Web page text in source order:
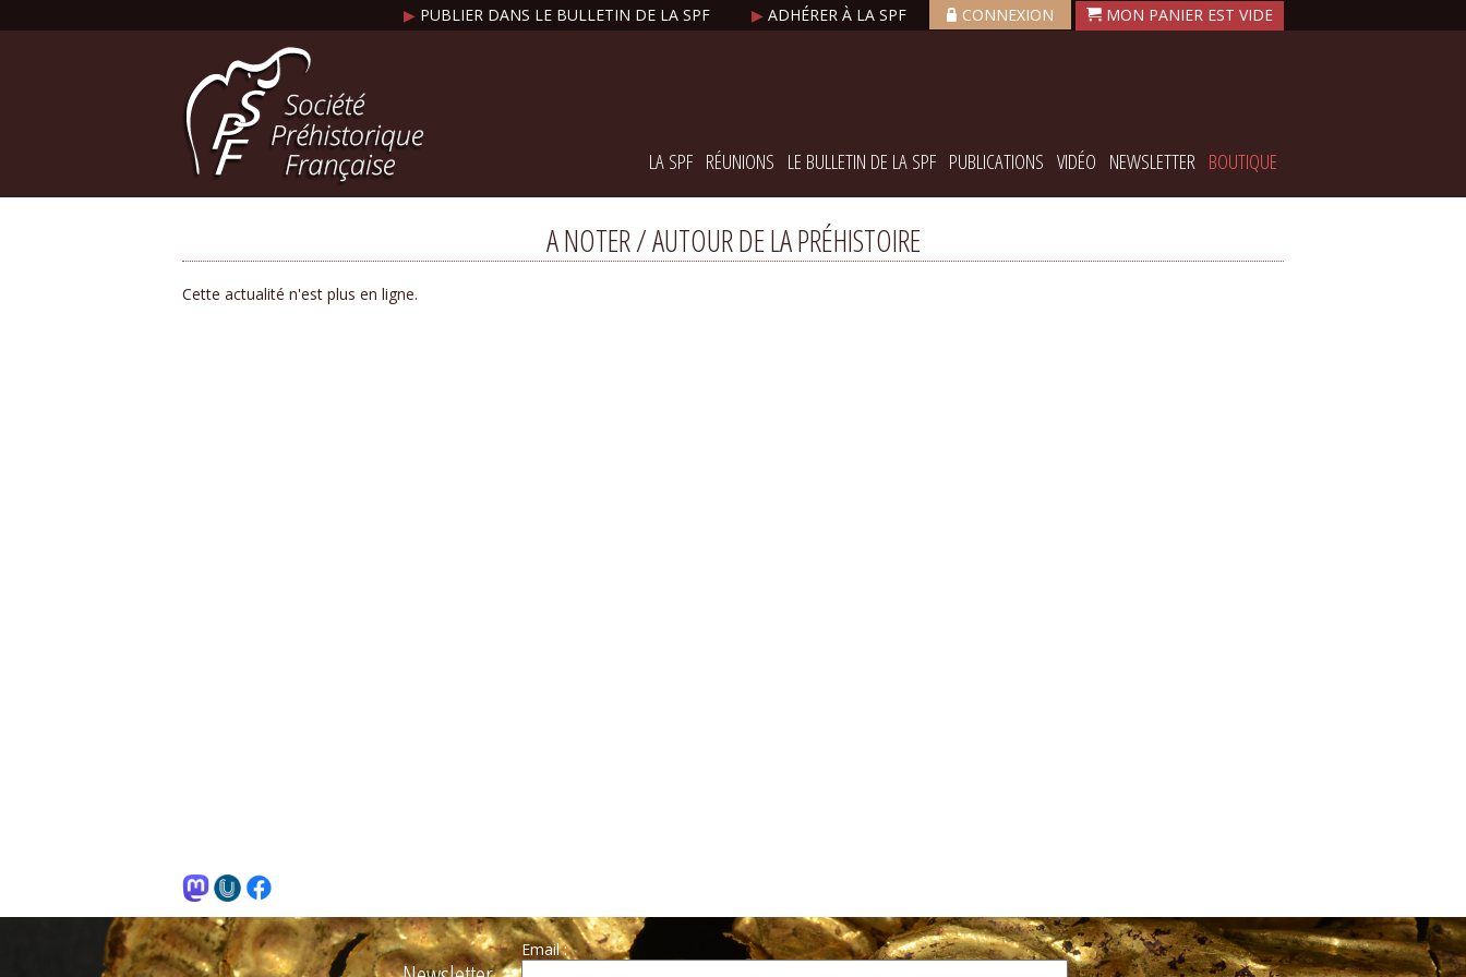
▶ PUBLIER DANS LE BULLETIN DE LA SPF ▶ ADHÉRER À LA SPF CONNEXION
LA SPF RÉUNIONS LE BULLETIN DE LA SPF PUBLICATIONS VIDÉO NEWSLETTER BOUTIQUE
A NOTER / AUTOUR DE LA PRÉHISTOIRE
Cette actualité n'est plus en ligne.
Email :